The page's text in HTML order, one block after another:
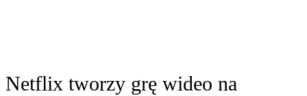
Netflix tworzy grę wideo na